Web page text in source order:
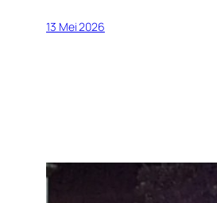
13 Mei 2026